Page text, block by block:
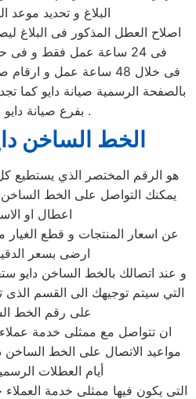
البلاغ و تحديد موعد
اصلاح العطل المذكور فى البلاغ
فى 24 ساعة عمل فقط و فى حالات نادرة يصل المندوب
فى خلال 48 ساعة عمل و
بالصفحة الرسمية صيانة دايو كما
بفرع صيانة دايو بالأزاريطة .
الخط الساخن
هو الرقم المختصر الذي يستطيع
يمكنك التواصل على الخط الساخن
اعطال او
عن اسعار المنتجات و قطع
ارضى بسعر
و عند اتصالك بالخط الساخن دايو
التي سيتم توجيهك الى القسم الذى
على رقم الخط
ان تتواصل مع ممثلى خدمة عملاء
أيام العطلات
التى يكون فيها ممثلى خدمة